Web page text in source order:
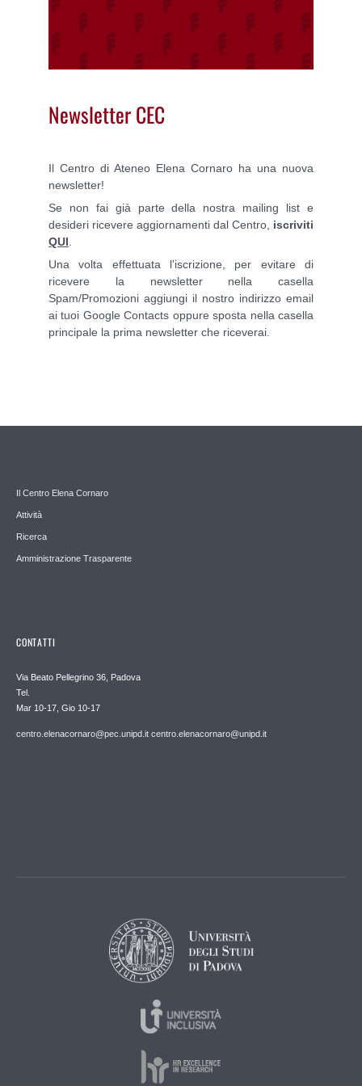
Newsletter CEC
Il Centro di Ateneo Elena Cornaro ha una nuova
newsletter!
Se non fai già parte della nostra mailing list e
desideri ricevere aggiornamenti dal Centro, iscriviti
QUI
Una volta effettuata l'iscrizione, per evitare di
ricevere la newsletter nella casella
Spam/Promozioni aggiungi il nostro indirizzo email
ai tuoi Google Contacts oppure sposta nella casella
principale la prima newsletter che riceverai
Il Centro Elena Cornaro
Attività
Ricerca
Amministrazione Trasparente
CONTATTI
Via Beato Pellegrino 36, Padova
Tel.
Mar 10-17, Gio 10-17
centro.elenacornaro@pec.unipd.it centro.elenacornaro@unipd.it